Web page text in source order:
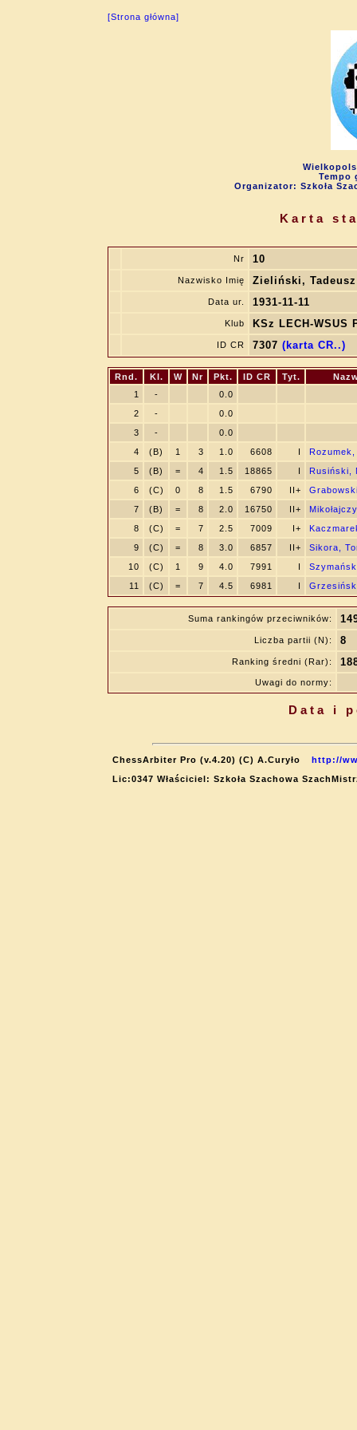
[Strona główna]
Tempo
Organizator: Szkoła
Karta
Nr 10
Nazwisko Imię Zieliński, Tadeusz
Data ur. 1931-11-11
Klub KSz LECH-WSUS
ID CR 7307 (karta CR..)
Rnd. Kl. W Nr Pkt. ID CR Tyt.
1
-
0.0
2
-
0.0
3
-
0.0
4
(B) 1 3 1.0 6608 I
5
(B) = 4 1.5 18865 I
Rusiński,
6
(C) 0 8 1.5 6790 II+
7
(B) = 8 2.0 16750 II+
8
(C) = 7 2.5 7009 I+
9
(C) = 8 3.0 6857 II+
Sikora,
10
(C) 1 9 4.0 7991 I
11
(C) = 7 4.5 6981 I
Suma rankingów przeciwników:
Liczba partii (N): 8
Ranking średni (Rar):
Uwagi do normy:
Data i
ChessArbiter Pro (v.4.20) (C) A.Curyło
http://
Lic:0347 Właściciel: Szkoła Szachowa